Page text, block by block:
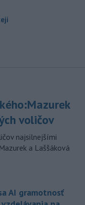
voličov
najsilnejšími
a Laššáková
AI gramotnosť